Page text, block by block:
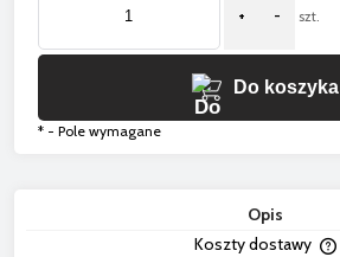
+ - szt.
Do koszyka
* - Pole wymagane
Opis
Koszty dostawy